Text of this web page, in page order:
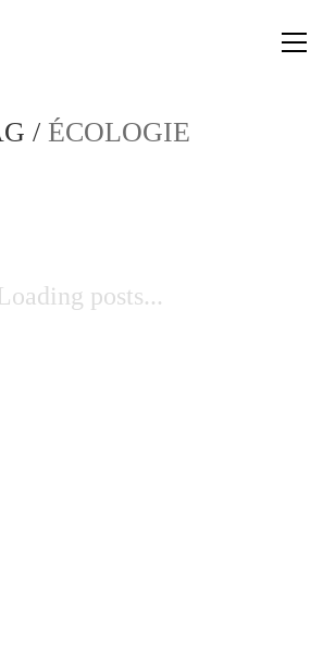
/ ÉCOLOGIE
posts...